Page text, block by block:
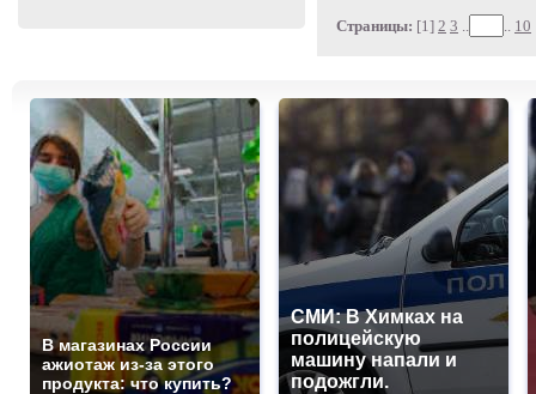
Страницы: [1] 2 3 10
В магазинах России
ажиотаж из-за этого
продукта: что купить?
СМИ: В Химках на
полицейскую
машину напали и
подожгли.